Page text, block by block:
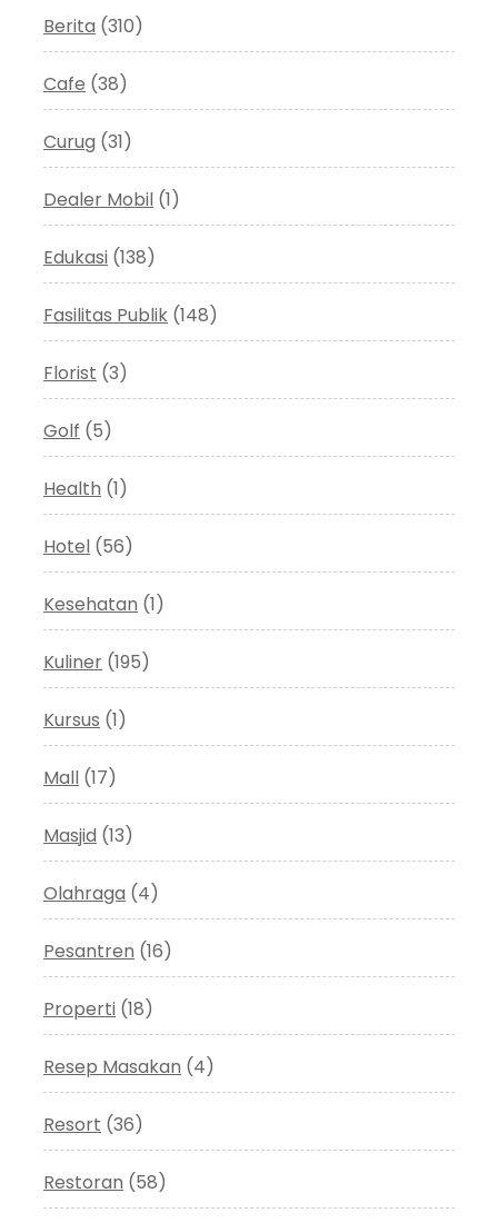
Berita (310)
Cafe (38)
Curug (31)
Dealer Mobil (1)
Edukasi (138)
Fasilitas Publik (148)
Florist (3)
Golf (5)
Health (1)
Hotel (56)
Kesehatan (1)
Kuliner (195)
Kursus (1)
Mall (17)
Masjid (13)
Olahraga (4)
Pesantren (16)
Properti (18)
Resep Masakan (4)
Resort (36)
Restoran (58)